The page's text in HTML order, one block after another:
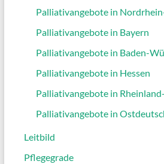
Palliativangebote in
Palliativangebote in Bayern
Palliativangebote in Baden-
Palliativangebote in Hessen
Palliativangebote in
Palliativangebote in
Leitbild
Pflegegrade